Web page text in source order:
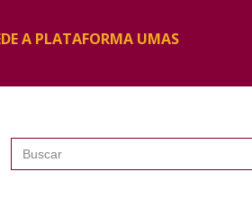
A PLATAFORMA UMAS
Buscar: